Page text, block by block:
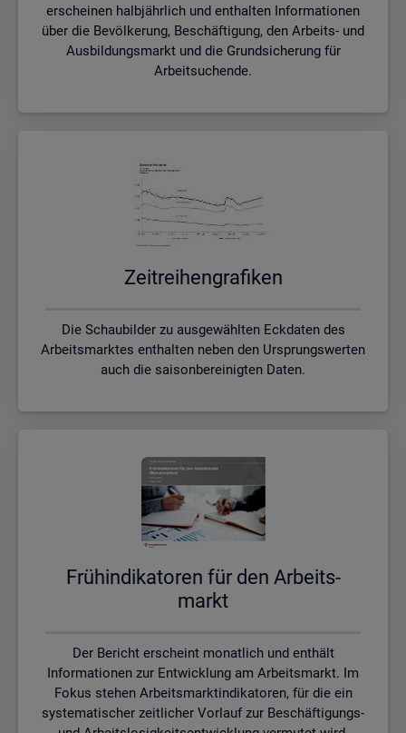
erscheinen halbjährlich und enthalten Informationen
über die Bevölkerung, Beschäftigung, den Arbeits- und
Ausbildungsmarkt und die Grundsicherung für
Arbeitsuchende.
Zeit­rei­hen­gra­fi­ken
Die Schaubilder zu ausgewählten Eckdaten des
Arbeitsmarktes enthalten neben den Ursprungswerten
auch die saisonbereinigten Daten.
Früh­in­di­ka­to­ren für den Ar­beits­
markt
Der Bericht erscheint monatlich und enthält
Informationen zur Entwicklung am Arbeitsmarkt. Im
Fokus stehen Arbeitsmarktindikatoren, für die ein
systematischer zeitlicher Vorlauf zur Beschäftigungs-